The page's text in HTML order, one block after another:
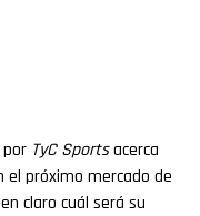
TyC Sportsacerca
el próximo mercado de
claro cuál será su